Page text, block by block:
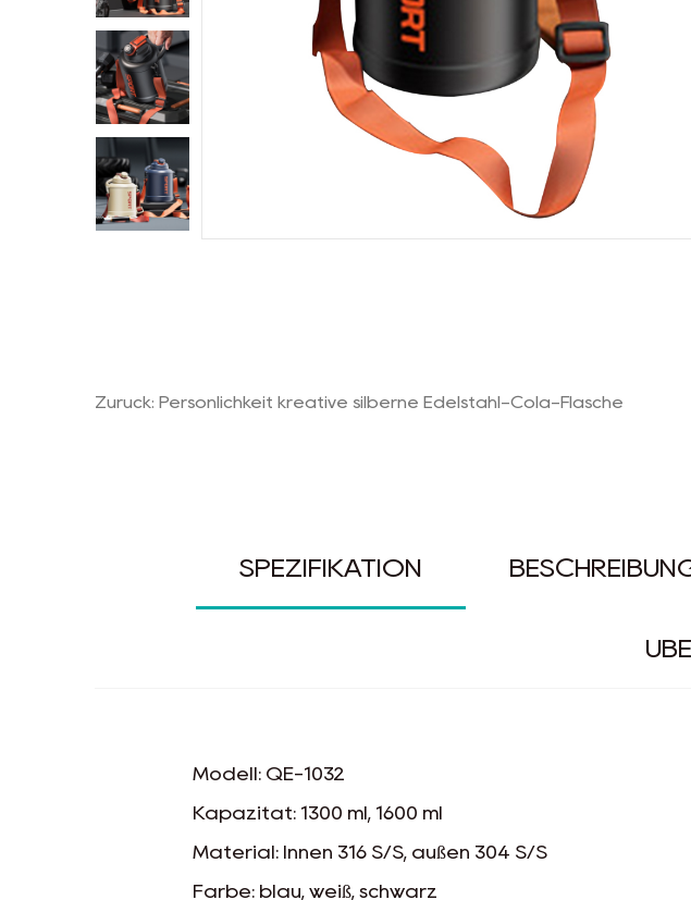
Zurück: Persönlichkeit kreative silberne Edelstahl-Cola-Flasche
SPEZIFIKATION
Modell: QE-1032
Kapazität: 1300 ml, 1600 ml
Material: Innen 316 S/S, außen 304 S/S
Farbe: blau, weiß, schwarz